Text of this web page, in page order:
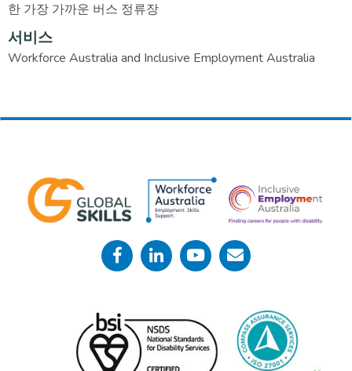
한 가장 가까운 버스 정류장
서비스
Workforce Australia and Inclusive Employment Australia